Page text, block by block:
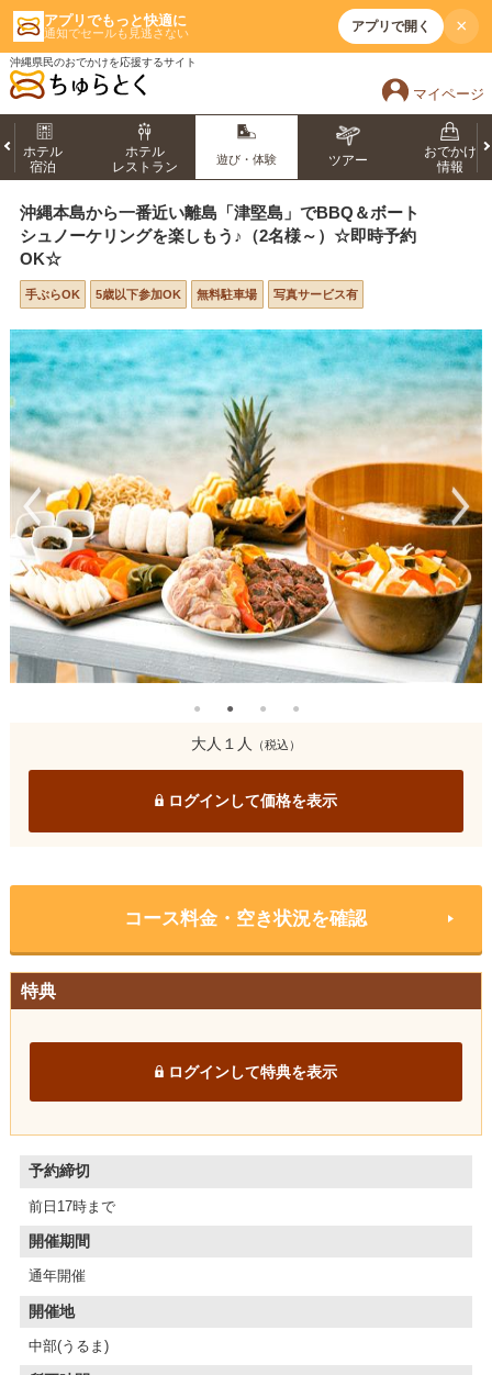
アプリでもっと快適に
通知でセールも見逃さない アプリで開く ×
沖縄県民のおでかけを応援するサイト
マイページ
ホテル
宿泊
ホテル
レストラン
遊び・体験 ツアー
おでかけ
情報
沖縄本島から一番近い離島「津堅島」でBBQ＆ボート
シュノーケリングを楽しもう♪（2名様～）☆即時予約
OK☆
手ぶらOK 5歳以下参加OK 無料駐車場 写真サービス有
大人１人 （税込）
ログインして価格を表示
コース料金・空き状況を確認
特典
ログインして特典を表示
予約締切
前日17時まで
開催期間
通年開催
開催地
中部(うるま)